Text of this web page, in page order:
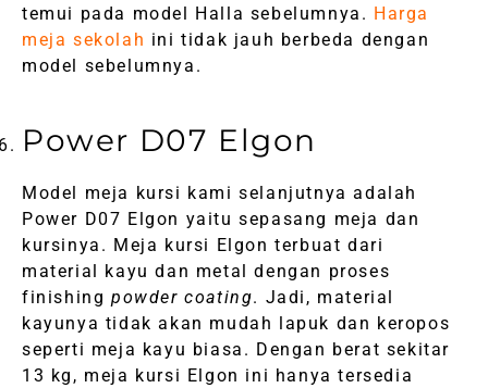
temui pada model Halla sebelumnya. Harga
meja sekolah ini tidak jauh berbeda dengan
model sebelumnya.
Power D07 Elgon
Model meja kursi kami selanjutnya adalah
Power D07 Elgon yaitu sepasang meja dan
kursinya. Meja kursi Elgon terbuat dari
material kayu dan metal dengan proses
finishing powder coating. Jadi, material
kayunya tidak akan mudah lapuk dan keropos
seperti meja kayu biasa. Dengan berat sekitar
13 kg, meja kursi Elgon ini hanya tersedia